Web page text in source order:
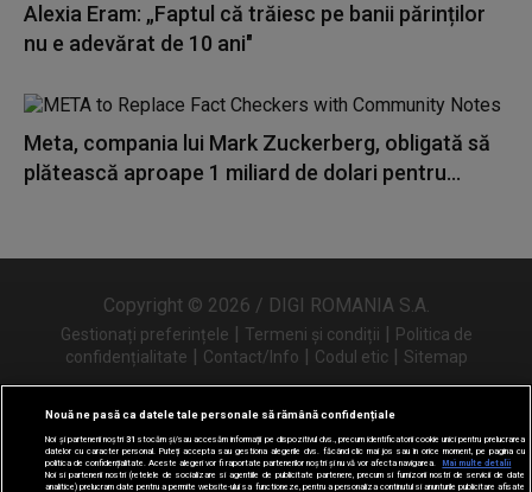
Alexia Eram: „Faptul că trăiesc pe banii părinților
nu e adevărat de 10 ani"
Meta, compania lui Mark Zuckerberg, obligată să
plătească aproape 1 miliard de dolari pentru...
Copyright © 2026 / DIGI ROMANIA S.A.
Gestionați preferințele Termeni și condiții
Politica de
confidențialitate
Contact/Info Codul etic Sitemap
Urmărește-ne și pe
Nouă ne pasă ca datele tale personale să rămână confidențiale
Noi și partenerii noștri31 stocăm și/sau accesăm informații pe dispozitivul dvs., precum identificatorii cookie unici pentru prelucrarea
datelor cu caracter personal. Puteți accepta sau gestiona alegerile dvs. făcând clic mai jos sau în orice moment, pe pagina cu
politica de confidențialitate. Aceste alegeri vor fi raportate partenerilor noștri și nu vă vor afecta navigarea.
Mai multe detalii
Noi si partenerii nostri (retelele de socializare si agentiile de publicitate partenere, precum si furnizorii nostri de servicii de date
analitice) prelucram date pentru a permite website-ului sa functioneze, pentru a personaliza continutul si anunturile publicitare afisate